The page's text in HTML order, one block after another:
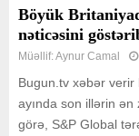
Böyük
nəticəsini
Müəllif:Aynur Camal
Bugun.tv xəbər
ayında son illərin
görə, S&P Global